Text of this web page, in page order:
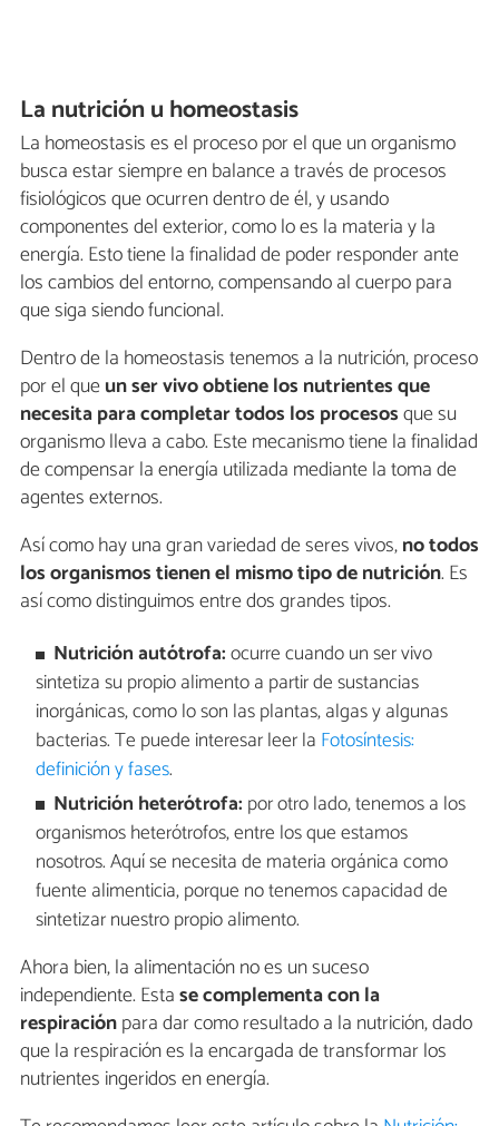
La nutrición u homeostasis
La homeostasis es el proceso por el que un organismo
busca estar siempre en balance a través de procesos
fisiológicos que ocurren dentro de él, y usando
componentes del exterior, como lo es la materia y la
energía. Esto tiene la finalidad de poder responder ante
los cambios del entorno, compensando al cuerpo para
que siga siendo funcional.
Dentro de la homeostasis tenemos a la nutrición, proceso
por el queun ser vivo obtiene los nutrientes que
necesita para completar todos los procesosque su
organismo lleva a cabo. Este mecanismo tiene la finalidad
de compensar la energía utilizada mediante la toma de
agentes externos.
Así como hay una gran variedad de seres vivos,no todos
los organismos tienen el mismo tipo de nutrición. Es
así como distinguimos entre dos grandes tipos.
Nutrición autótrofa:ocurre cuando un ser vivo
sintetiza su propio alimento a partir de sustancias
inorgánicas, como lo son las plantas, algas y algunas
bacterias. Te puede interesar leer la Fotosíntesis:
definición y fases.
Nutrición heterótrofa: por otro lado, tenemos a los
organismos heterótrofos, entre los que estamos
nosotros. Aquí se necesita de materia orgánica como
fuente alimenticia, porque no tenemos capacidad de
sintetizar nuestro propio alimento.
Ahora bien, la alimentación no es un suceso
independiente. Estase complementa con la
respiraciónpara dar como resultado a la nutrición, dado
que la respiración es la encargada de transformar los
nutrientes ingeridos en energía.